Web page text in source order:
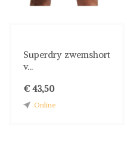
Superdry zwemshort
v...
€ 43,50
Online